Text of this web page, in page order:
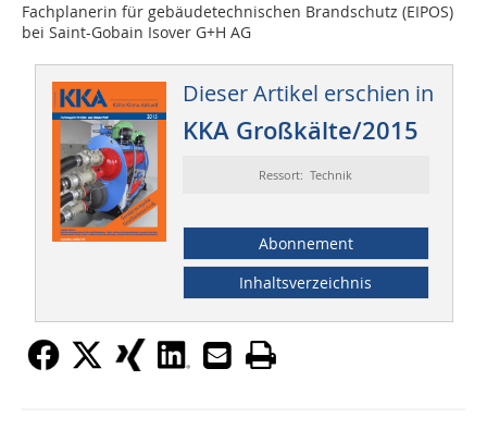
Fachplanerin für gebäudetechnischen Brandschutz (EIPOS)
bei Saint-Gobain Isover G+H AG
Dieser Artikel erschien in
KKA Großkälte/2015
Ressort: Technik
Abonnement
Inhaltsverzeichnis